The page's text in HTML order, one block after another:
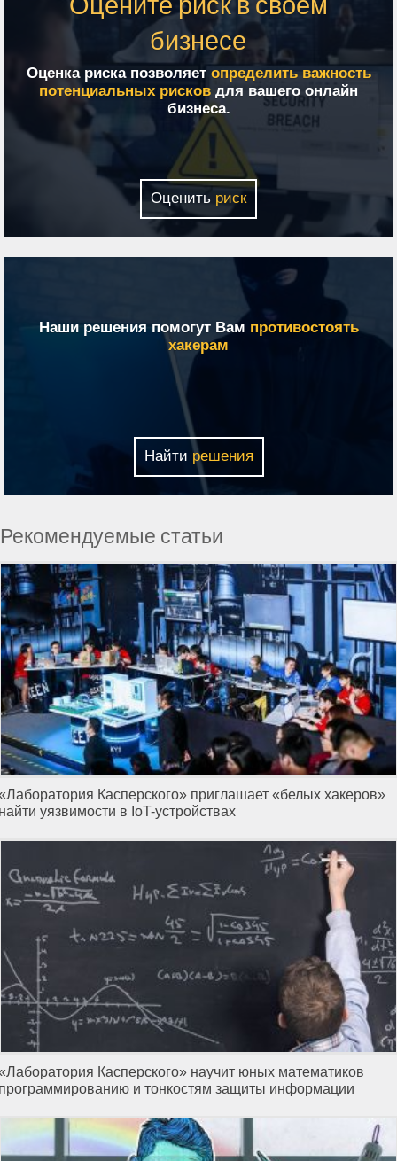
бизнесе
Оценка риска позволяет определить важность
потенциальных рисков для вашего онлайн
бизнеса.
Оценить риск
Наши решения помогут Вам противостоять
хакерам
Найти решения
Рекомендуемые статьи
Касперского» приглашает «белых хакеров»
уязвимости в IoT-устройствах
Касперского» научит юных математиков
и тонкостям защиты информации